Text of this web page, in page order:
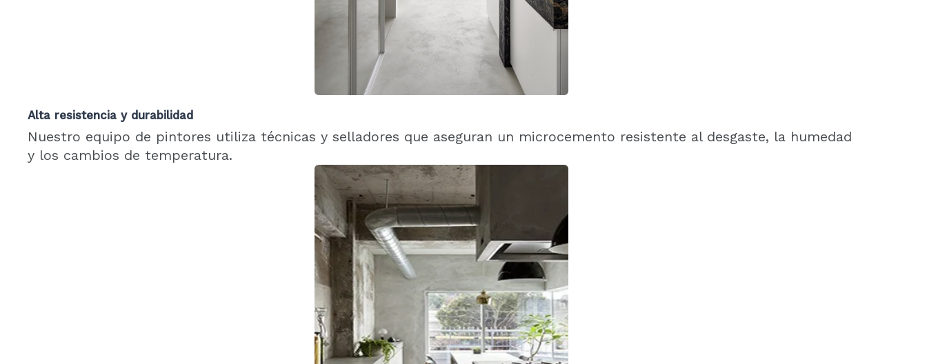
Alta resistencia y durabilidad
Nuestro equipo de pintores utiliza técnicas y selladores que aseguran un microcemento resistente al desgaste, la humedad
y los cambios de temperatura.